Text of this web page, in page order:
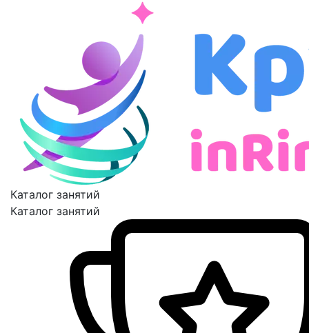
Каталог занятий
Каталог занятий